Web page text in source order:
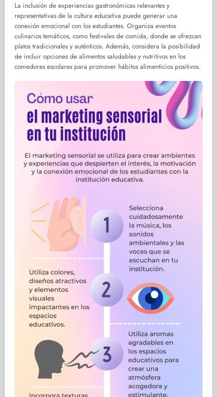
La inclusión de experiencias gastronómicas relevantes y
representativas de la cultura educativa puede generar una
conexión emocional con los estudiantes. Organiza eventos
culinarios temáticos, como festivales de comida, donde se ofrezcan
platos tradicionales y auténticos. Además, considera la posibilidad
de incluir opciones de alimentos saludables y nutritivos en los
comedores escolares para promover hábitos alimenticios positivos.